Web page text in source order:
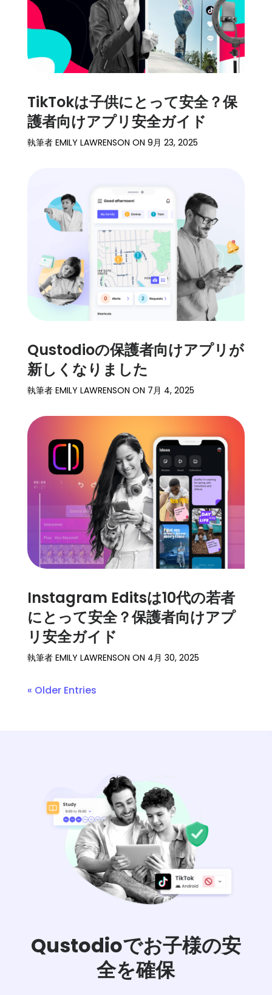
TikTokは子供にとって安全？保
護者向けアプリ安全ガイド
執筆者 EMILY LAWRENSON ON 9月 23, 2025
Qustodioの保護者向けアプリが
新しくなりました
執筆者 EMILY LAWRENSON ON 7月 4, 2025
Instagram Editsは10代の若者
にとって安全？保護者向けアプ
リ安全ガイド
執筆者 EMILY LAWRENSON ON 4月 30, 2025
« Older Entries
Qustodioでお子様の安
全を確保